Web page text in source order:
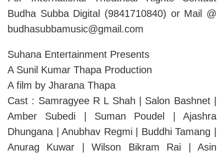
Budha Subba Digital (9841710840) or Mail @
budhasubbamusic@gmail.com
Suhana Entertainment Presents
A Sunil Kumar Thapa Production
A film by Jharana Thapa
Cast : Samragyee R L Shah | Salon Bashnet |
Amber Subedi | Suman Poudel | Ajashra
Dhungana | Anubhav Regmi | Buddhi Tamang |
Anurag Kuwar | Wilson Bikram Rai | Asin